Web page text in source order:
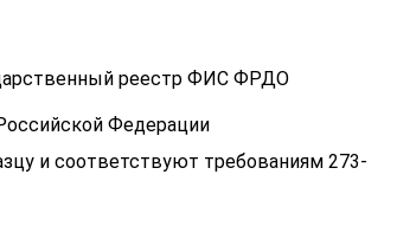
реестр ФИС ФРДО
Федерации
и соответствуют требованиям 273-